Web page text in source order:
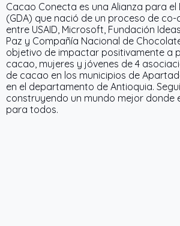
Cacao Conecta es una Alianza para el
(GDA) que nació de un proceso de co-
entre USAID, Microsoft, Fundación
Paz y Compañía Nacional de
objetivo de impactar positivamente a
cacao, mujeres y jóvenes de 4
de cacao en los municipios de
en el departamento de Antioquia.
construyendo un mundo mejor donde
para todos.